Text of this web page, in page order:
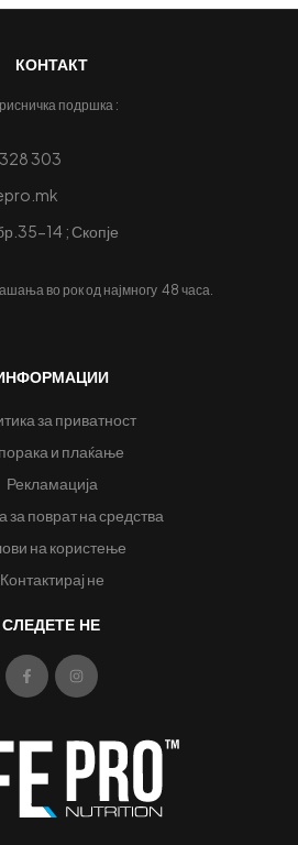
КОНТАКТ
подршка :
303
14 ; Скопје
во рок од најмногу 48 часа.
за приватност
и плаќање
Рекламација
за поврат на средства
на користење
Контактирај не
СЛЕДЕТЕ НЕ